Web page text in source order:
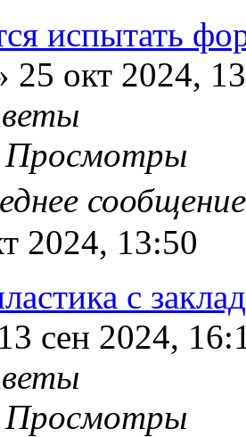
испытать
25 окт 2024,
Просмотры
2024, 13:50
с
13 сен 2024,
Просмотры